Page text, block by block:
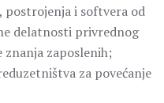
postrojenja i softvera od
delatnosti privrednog
znanja zaposlenih;
za povećanje